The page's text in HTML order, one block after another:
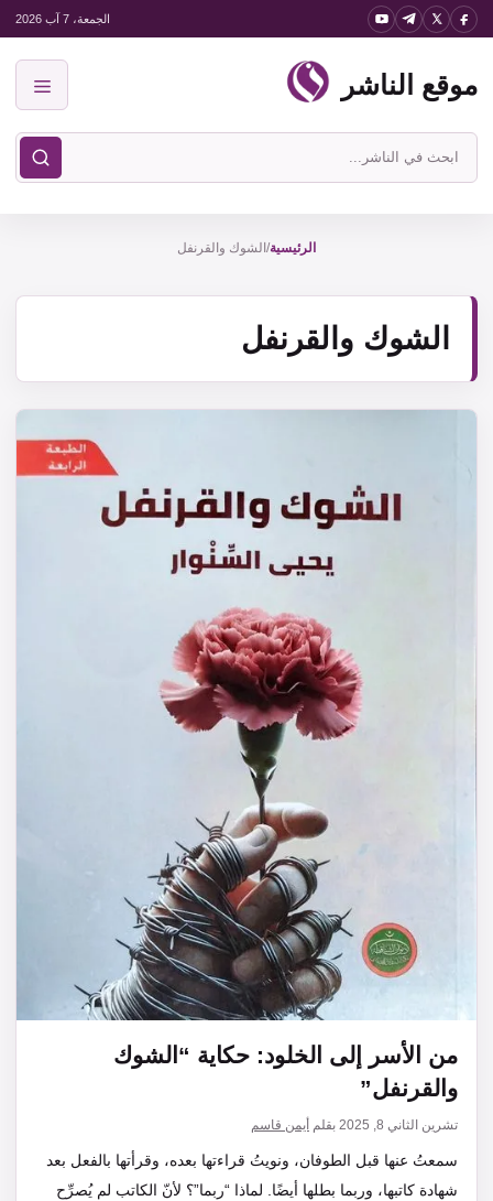
انتقل
المحتوى
الجمعة، 7 آب 2026
موقع الناشر
ابحث
في
الرئيسية/ الشوك والقرنفل
الشوك والقرنفل
من الأسر إلى الخلود: حكاية “الشوك
والقرنفل”
تشرين الثاني 8, 2025 بقلم أيمن قاسم
سمعتُ عنها قبل الطوفان، ونويتُ قراءتها بعده، وقرأتها بالفعل بعد
شهادة كاتبها، وربما بطلها أيضًا. لماذا “ربما”؟ لأنّ الكاتب لم يُصرِّح